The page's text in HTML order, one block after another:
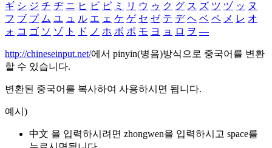
ギ シ ジ チ ヂ ニ ヒ ビ ピ ミ リ ウ ゥ ク グ ス ズ ツ ヅ ッ ヌ
フ ブ プ ム ユ ュ ル エ ェ ケ ゲ セ ゼ テ デ ヘ ベ ペ メ レ オ
ォ コ ゴ ソ ゾ ト ド ノ ホ ボ ポ モ ヨ ョ ロ ヲ ―
http://chineseinput.net/에서 pinyin(병음)방식으로 중국어를 변환
할 수 있습니다.
변환된 중국어를 복사하여 사용하시면 됩니다.
예시)
中文 을 입력하시려면 zhongwen을 입력하시고 space를